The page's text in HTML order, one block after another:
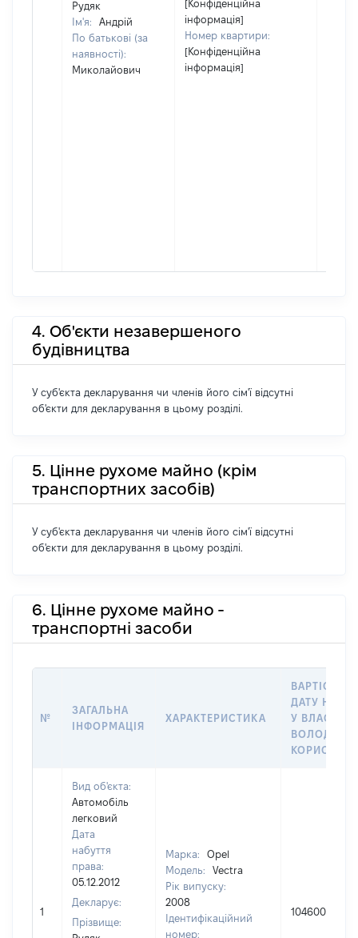
Рудяк
Ім'я:
Андрій
По батькові (за
наявності):
Миколайович
[Конфіденційна
інформація]
Номер квартири:
[Конфіденційна
інформація]
4. Об'єкти незавершеного
будівництва
У суб'єкта декларування чи членів його сім'ї відсутні
об'єкти для декларування в цьому розділі.
5. Цінне рухоме майно (крім
транспортних засобів)
У суб'єкта декларування чи членів його сім'ї відсутні
об'єкти для декларування в цьому розділі.
6. Цінне рухоме майно -
транспортні засоби
№
ЗАГАЛЬНА
ІНФОРМАЦІЯ
ХАРАКТЕРИСТИКА
ВАРТІСТЬ
ДАТУ
У
1
Вид об'єкта:
Автомобіль
легковий
Дата
набуття
права:
05.12.2012
Декларує:
Прізвище:
Марка:
Opel
Модель:
Vectra
Рік випуску:
2008
Ідентифікаційний
номер:
104600